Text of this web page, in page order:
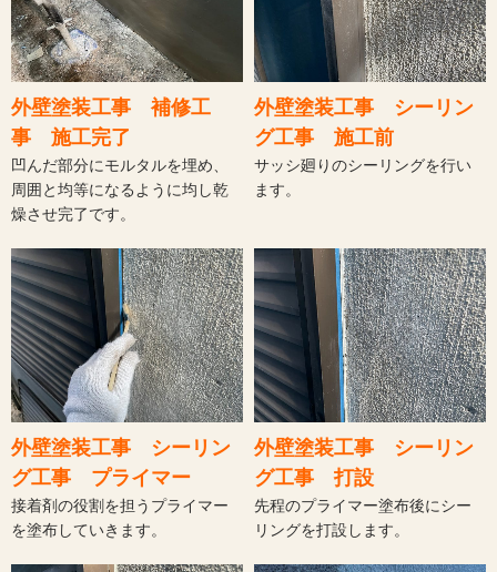
外壁塗装工事 補修工
事 施工完了
凹んだ部分にモルタルを埋め、
周囲と均等になるように均し乾
燥させ完了です。
外壁塗装工事 シーリン
グ工事 施工前
サッシ廻りのシーリングを行い
ます。
外壁塗装工事 シーリン
グ工事 プライマー
接着剤の役割を担うプライマー
を塗布していきます。
外壁塗装工事 シーリン
グ工事 打設
先程のプライマー塗布後にシー
リングを打設します。